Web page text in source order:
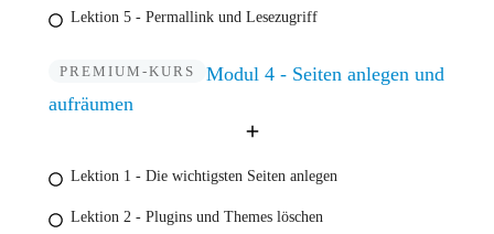
Lektion 5 - Permallink und Lesezugriff
PREMIUM-KURS
Modul 4 - Seiten anlegen und
aufräumen
Lektion 1 - Die wichtigsten Seiten anlegen
Lektion 2 - Plugins und Themes löschen